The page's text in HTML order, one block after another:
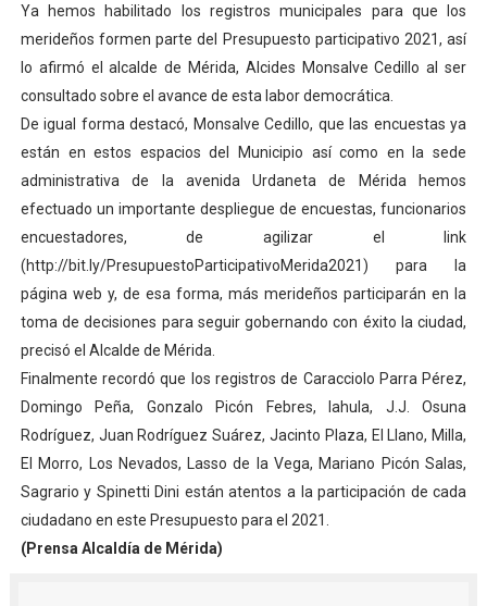
Dictan MasterClass en el marco del Encuentro LAGO
Campo Elías avanza con plan de asfaltado
Encuentro estadal fortalece la coordinación de
Gobernador Arnaldo Sánchez apadrina a más de 993
Plan Quirúrgico Regional llega a Pueblo Llano con la
Ya hemos habilitado los registros municipales para que los
merideños formen parte del Presupuesto participativo 2021, así
lo afirmó el alcalde de Mérida, Alcides Monsalve Cedillo al ser
consultado sobre el avance de esta labor democrática.
De igual forma destacó, Monsalve Cedillo, que las encuestas ya
están en estos espacios del Municipio así como en la sede
administrativa de la avenida Urdaneta de Mérida hemos
efectuado un importante despliegue de encuestas, funcionarios
encuestadores, de agilizar el link
(http://bit.ly/PresupuestoParticipativoMerida2021) para la
página web y, de esa forma, más merideños participarán en la
toma de decisiones para seguir gobernando con éxito la ciudad,
precisó el Alcalde de Mérida.
Finalmente recordó que los registros de Caracciolo Parra Pérez,
Domingo Peña, Gonzalo Picón Febres, Iahula, J.J. Osuna
Rodríguez, Juan Rodríguez Suárez, Jacinto Plaza, El Llano, Milla,
El Morro, Los Nevados, Lasso de la Vega, Mariano Picón Salas,
Sagrario y Spinetti Dini están atentos a la participación de cada
ciudadano en este Presupuesto para el 2021.
(Prensa Alcaldía de Mérida)